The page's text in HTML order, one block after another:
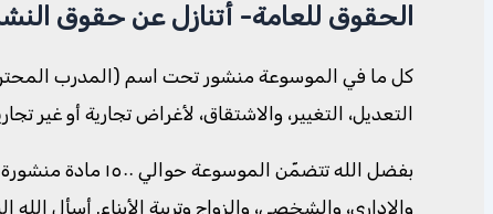
الحقوق للعامة- أتنازل عن حقوق
كل ما في الموسوعة منشور تحت اسم (المدرب
التعديل، التغيير، والاشتقاق، لأغراض تجارية أو غير
بفضل الله تتضمّن
والإداري، والشخصي، والزواج وتربية الأبناء. أسأل